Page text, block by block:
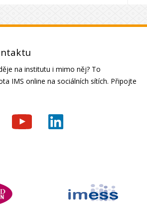
na institutu i mimo něj? To
IMS online na sociálních sítích. Připojte